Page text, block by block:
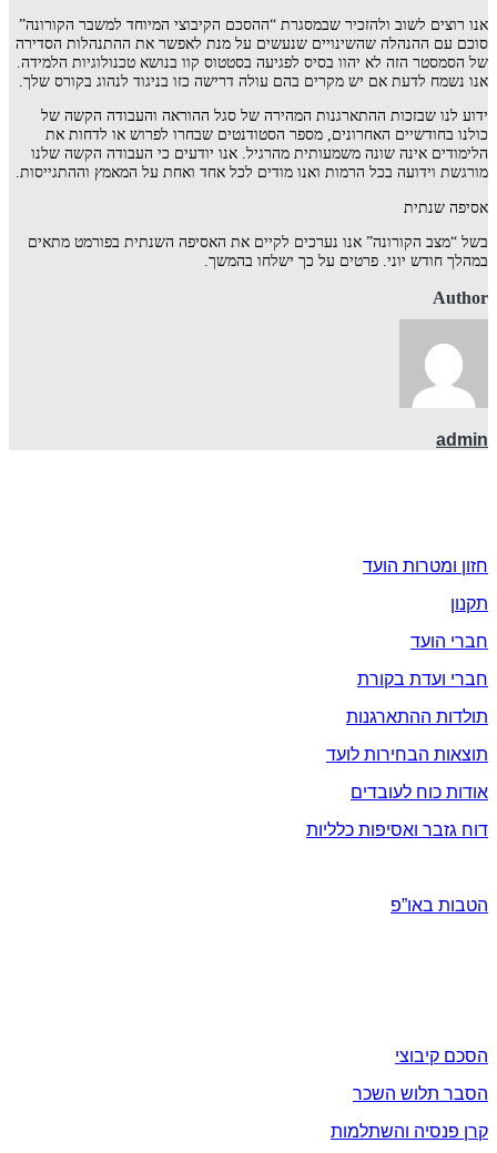
אנו רוצים לשוב ולהזכיר שבמסגרת “ההסכם הקיבוצי המיוחד למשבר הקורונה”
סוכם עם ההנהלה שהשינויים שנעשים על מנת לאפשר את ההתנהלות הסדירה
של הסמסטר הזה לא יהוו בסיס לפגיעה בסטטוס קוו בנושא טכנולוגיות הלמידה.
אנו נשמח לדעת אם יש מקרים בהם עולה דרישה כזו בניגוד לנהוג בקורס שלך.
ידוע לנו שבזכות ההתארגנות המהירה של סגל ההוראה והעבודה הקשה של
כולנו בחודשיים האחרונים, מספר הסטודנטים שבחרו לפרוש או לדחות את
הלימודים אינה שונה משמעותית מהרגיל. אנו יודעים כי העבודה הקשה שלנו
מורגשת וידועה בכל הרמות ואנו מודים לכל אחד ואחת על המאמץ וההתגייסות.
אסיפה שנתית
בשל “מצב הקורונה” אנו נערכים לקיים את האסיפה השנתית בפורמט מתאים
במהלך חודש יוני. פרטים על כך ישלחו בהמשך.
Author
admin
חזון ומטרות הועד
תקנון
חברי הועד
חברי ועדת בקורת
תולדות ההתארגנות
תוצאות הבחירות לועד
אודות כוח לעובדים
דוח גזבר ואסיפות כלליות
הטבות באו”פ
הסכם קיבוצי
הסבר תלוש השכר
קרן פנסיה והשתלמות